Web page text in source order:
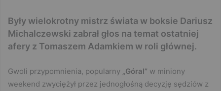
Były wielokrotny mistrz świata w boksie Dariusz
Michalczewski zabrał głos na temat ostatniej
afery z Tomaszem Adamkiem w roli głównej.
Gwoli przypomnienia, popularny „Góral” w miniony
weekend zwyciężył przez jednogłośną decyzję sędziów z